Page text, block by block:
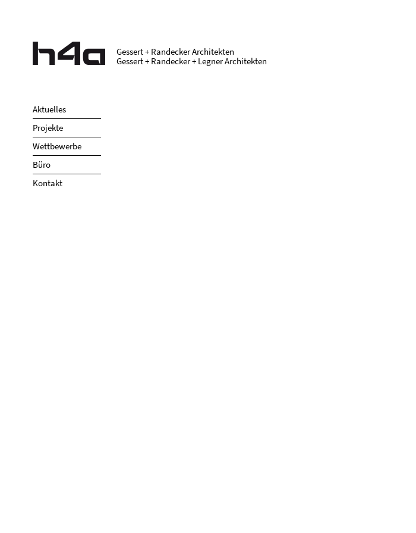
Aktuelles
Projekte
Wettbewerbe
Büro
Kontakt
Gessert + Randecker Architekten
Gessert + Randecker + Legner Architekten